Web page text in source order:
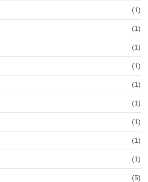
(1)
(1)
(1)
(1)
(1)
(1)
(1)
(1)
(1)
(5)